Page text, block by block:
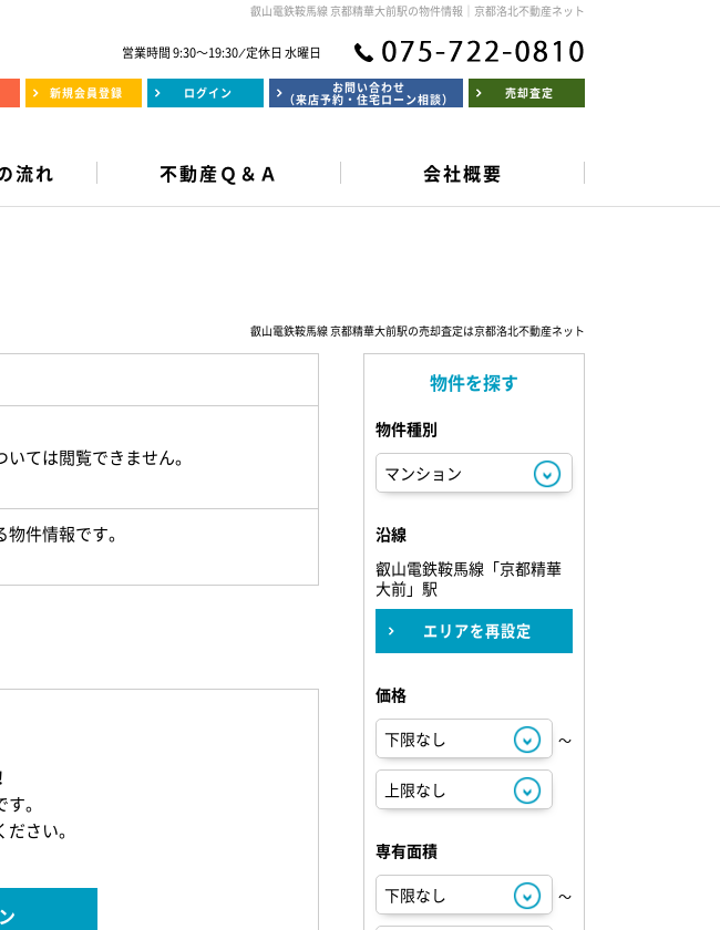
叡山電鉄鞍馬線 京都精華大前駅の物件情報｜京都洛北不動産ネット
営業時間 9:30～19:30 ⁄ 定休日 水曜日
新規会員登録 ログイン お問い合わせ
（来店予約・住宅ローン相談） 売却査定
流れ 不動産Ｑ＆Ａ 会社概要
叡山電鉄鞍馬線 京都精華大前駅の売却査定は京都洛北不動産ネット
ては閲覧できません。
件情報です。
。
さい。
物件を探す
物件種別
沿線
叡山電鉄鞍馬線「京都精華
大前」駅
エリアを再設定
価格
～
専有面積
～